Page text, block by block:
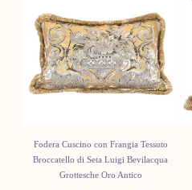
Fodera Cuscino con Frangia Tessuto
Broccatello di Seta Luigi Bevilacqua
Grottesche Oro Antico